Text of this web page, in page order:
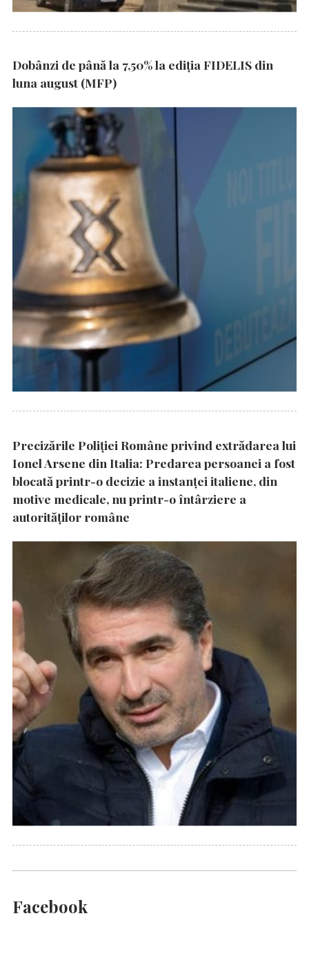
Dobânzi de până la 7,50% la ediția FIDELIS din
luna august (MFP)
Precizările Poliţiei Române privind extrădarea lui
Ionel Arsene din Italia: Predarea persoanei a fost
blocată printr-o decizie a instanţei italiene, din
motive medicale, nu printr-o întârziere a
autorităţilor române
Facebook